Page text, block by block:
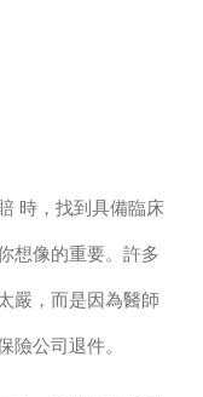
時，找到具備臨床
想像的重要。許多
嚴，而是因為醫師
險公司退件。